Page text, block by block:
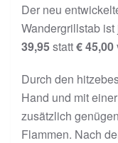
Der neu
Wandergrillstab
39,95statt€ 45,00
Durch den
Hand und mit
zusätzlich
Flammen. Nach